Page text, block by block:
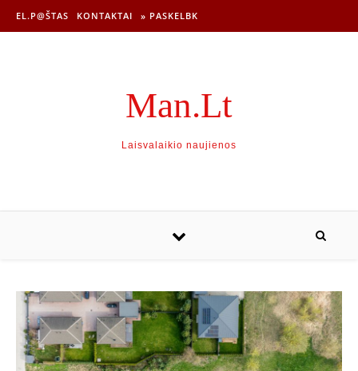
EL.P@ŠTAS KONTAKTAI » PASKELBK
Man.Lt
Laisvalaikio naujienos